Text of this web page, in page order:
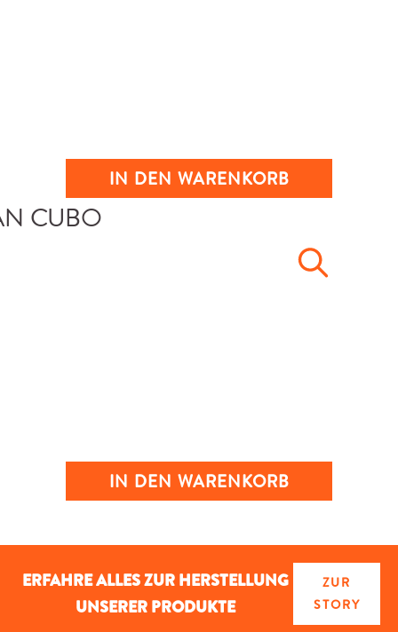
IN DEN WARENKORB
IN DEN WARENKORB
ERFAHRE ALLES ZUR HERSTELLUNG
UNSERER PRODUKTE
ZUR
STORY